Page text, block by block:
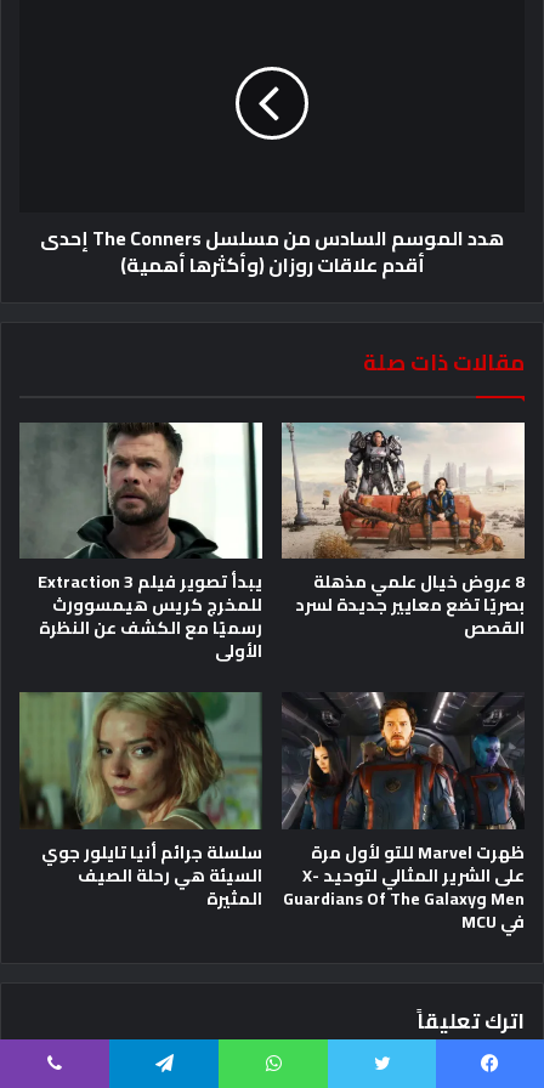
هدد الموسم السادس من مسلسل The Conners إحدى
أقدم علاقات روزان (وأكثرها أهمية)
مقالات ذات صلة
8 عروض خيال علمي مذهلة
بصريًا تضع معايير جديدة لسرد
القصص
يبدأ تصوير فيلم Extraction 3
للمخرج كريس هيمسوورث
رسميًا مع الكشف عن النظرة
الأولى
ظهرت Marvel للتو لأول مرة
على الشرير المثالي لتوحيد X-
Men وGuardians Of The Galaxy
في MCU
سلسلة جرائم أنيا تايلور جوي
السيئة هي رحلة الصيف
المثيرة
اترك تعليقاً